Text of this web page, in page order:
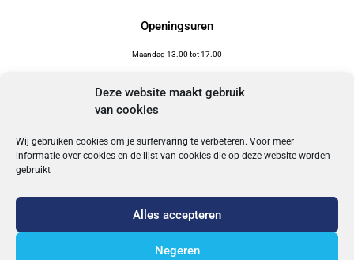
Deze website maakt gebruik
van cookies
Wij gebruiken cookies om je surfervaring te verbeteren. Voor meer
informatie over cookies en de lijst van cookies die op deze website worden
gebruikt
Alles accepteren
Negeren
Openingsuren
Maandag 13.00 tot 17.00
Woensdag op afspraak
Vrijdag gesloten